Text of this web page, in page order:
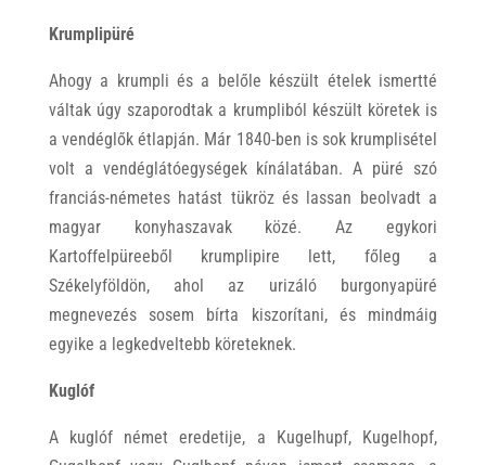
Krumplipüré
Ahogy a krumpli és a belőle készült ételek ismertté
váltak úgy szaporodtak a krumpliból készült köretek is
a vendéglők étlapján. Már 1840-ben is sok krumplisétel
volt a vendéglátóegységek kínálatában. A püré szó
franciás-németes hatást tükröz és lassan beolvadt a
magyar konyhaszavak közé. Az egykori
Kartoffelpüreeből krumplipire lett, főleg a
Székelyföldön, ahol az urizáló burgonyapüré
megnevezés sosem bírta kiszorítani, és mindmáig
egyike a legkedveltebb köreteknek.
Kuglóf
A kuglóf német eredetije, a Kugelhupf, Kugelhopf,